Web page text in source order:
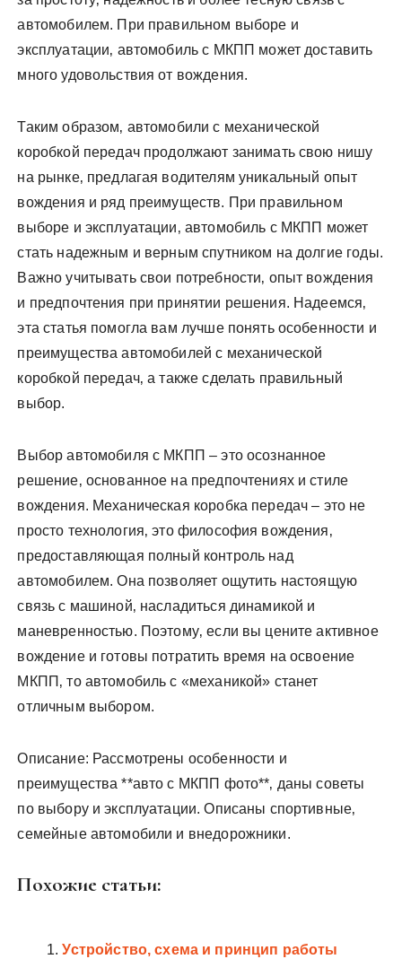
автомобилем. При правильном выборе и
эксплуатации‚ автомобиль с МКПП может доставить
много удовольствия от вождения.
Таким образом‚ автомобили с механической
коробкой передач продолжают занимать свою нишу
на рынке‚ предлагая водителям уникальный опыт
вождения и ряд преимуществ. При правильном
выборе и эксплуатации‚ автомобиль с МКПП может
стать надежным и верным спутником на долгие годы.
Важно учитывать свои потребности‚ опыт вождения
и предпочтения при принятии решения. Надеемся‚
эта статья помогла вам лучше понять особенности и
преимущества автомобилей с механической
коробкой передач‚ а также сделать правильный
выбор.
Выбор автомобиля с МКПП – это осознанное
решение‚ основанное на предпочтениях и стиле
вождения. Механическая коробка передач – это не
просто технология‚ это философия вождения‚
предоставляющая полный контроль над
автомобилем. Она позволяет ощутить настоящую
связь с машиной‚ насладиться динамикой и
маневренностью. Поэтому‚ если вы цените активное
вождение и готовы потратить время на освоение
МКПП‚ то автомобиль с «механикой» станет
отличным выбором.
Описание: Рассмотрены особенности и
преимущества **авто с МКПП фото**‚ даны советы
по выбору и эксплуатации. Описаны спортивные‚
семейные автомобили и внедорожники.
Похожие статьи:
Устройство, схема и принцип работы